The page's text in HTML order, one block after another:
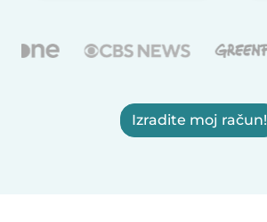
Izradite moj račun!